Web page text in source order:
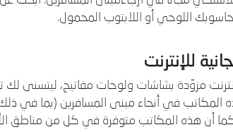
للإنترنت
مزوّدة بشاشات ولوحات مفاتيح، ليتسنى لك
هذه المكاتب في أنحاء مبنى المسافرين (بما في
كما أن هذه المكاتب متوفرة في كل من مناطق